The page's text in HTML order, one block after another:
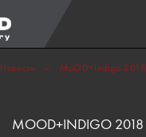
Новости MoOD+Indigo 2018
MOOD+INDIGO 2018